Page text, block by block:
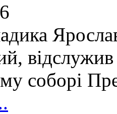
соборі